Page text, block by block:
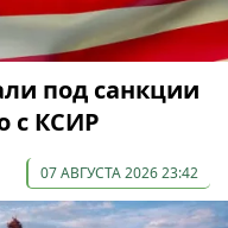
под санкции
с КСИР
07 АВГУСТА 2026 23:42